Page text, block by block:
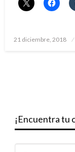
Publicado
21 diciembre, 2018
¡Encuentra tu